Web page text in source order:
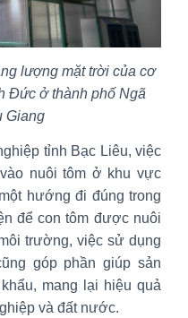
lượng mặt trời của cơ
Đức ở thành phố Ngã
Giang
tỉnh Bạc Liêu, việc
nuôi tôm ở khu vực
hướng đi đúng trong
để con tôm được nuôi
trường, việc sử dụng
góp phần giúp sản
mang lại hiệu quả
và đất nước.